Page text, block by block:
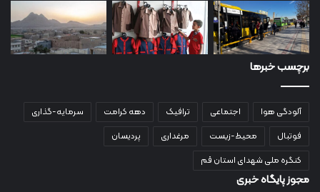
برچسب خبرها
آلودگی هوا اجتماعی ترافیک دهه کرامت
سرمایه-گذاری
فوتبال
محیط-زیست مرغداری
پردیسان
کنگره ملی شهدای استان قم
مجوز پایگاه خبری